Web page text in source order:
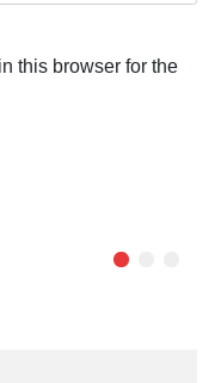
this browser for the